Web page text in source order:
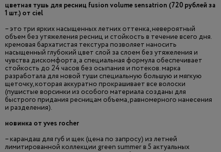
цветная тушь для ресниц fusion volume sensatrion (720 рублей за
1 шт.) от ciel
– это три ярких насыщенных летних оттенка, невероятный
объем без утяжеления ресниц и стойкость в течение всего дня.
кремовая бархатистая текстура позволяет наносить
насыщенный глубокий цвет слой за слоем без утяжеления и
чувства дискомфорта, а специальная формула обеспечивает
стойкость до 24 часов без осыпания и потеков. марка
разработала для новой туши специальную большую и мягкую
щеточку, которая аккуратно прокрашивает все волоски
(пушистые ворсинки из особого материала созданы для
быстрого придания ресницам объема, равномерного нанесения
и разделения).
новинка от yves rocher
– карандаш для губ и щек (цена по запросу) из летней
лимитированной коллекции green summer в 5 актуальных